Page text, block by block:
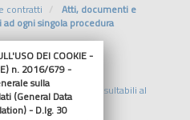
contratti
Atti, documenti e
ogni singola procedura
normativi
30/04/2024 sono consultabili al
DEI COOKIE -
n. 2016/679 -
sulla
(General Data
- D.lg. 30